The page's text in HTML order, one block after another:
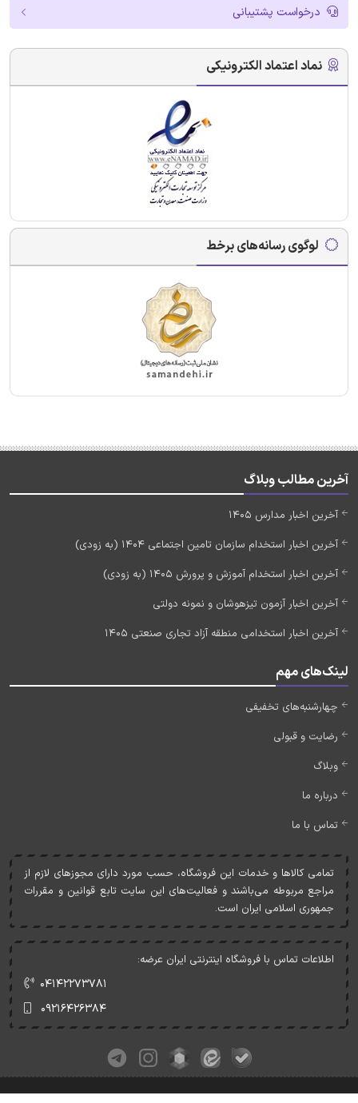
درخواست پشتیبانی
نماد اعتماد الکترونیکی
لوگوی رسانه‌های برخط
آخرین مطالب وبلاگ
آخرین اخبار مدارس 1405
آخرین اخبار استخدام سازمان تامین اجتماعی 1404 (به زودی)
آخرین اخبار استخدام آموزش و پرورش 1405 (به زودی)
آخرین اخبار آزمون تیزهوشان و نمونه دولتی
آخرین اخبار استخدامی منطقه آزاد تجاری صنعتی 1405
لینک‌های مهم
چهارشنبه‌های تخفیفی
رضایت و قبولی
وبلاگ
درباره ما
تماس با ما
تمامی کالاها و خدمات اين فروشگاه، حسب مورد دارای مجوزهای لازم از
مراجع مربوطه می‌باشند و فعاليت‌های اين سايت تابع قوانين و مقررات
جمهوری اسلامی ايران است.
اطلاعات تماس با فروشگاه اینترنتی ایران عرضه:
۰۴۱۴۲۲۷۳۷۸۱
۰۹۲۱۶۴۲۶۳۸۴